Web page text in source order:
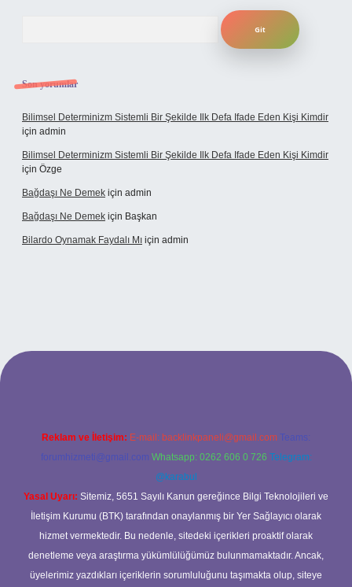
Son yorumlar
Bilimsel Determinizm Sistemli Bir Şekilde Ilk Defa Ifade Eden Kişi Kimdir
için admin
Bilimsel Determinizm Sistemli Bir Şekilde Ilk Defa Ifade Eden Kişi Kimdir
için Özge
Bağdaşı Ne Demek için admin
Bağdaşı Ne Demek için Başkan
Bilardo Oynamak Faydalı Mı için admin
bahis sitesi
Reklam ve İletişim: E-mail: backlinkpaneli@gmail.com Teams:
forumhizmeti@gmail.com Whatsapp: 0262 606 0 726 Telegram:
@karabul
Yasal Uyarı: Sitemiz, 5651 Sayılı Kanun gereğince Bilgi Teknolojileri ve
İletişim Kurumu (BTK) tarafından onaylanmış bir Yer Sağlayıcı olarak
hizmet vermektedir. Bu nedenle, sitedeki içerikleri proaktif olarak
denetleme veya araştırma yükümlülüğümüz bulunmamaktadır. Ancak,
üyelerimiz yazdıkları içeriklerin sorumluluğunu taşımakta olup, siteye